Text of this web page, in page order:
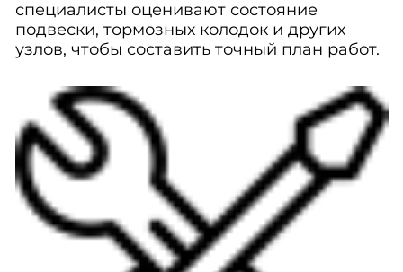
специалисты оценивают состояние
подвески, тормозных колодок и других
узлов, чтобы составить точный план работ.